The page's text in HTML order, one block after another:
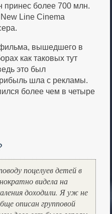
принес более 700 млн.
Line Cinema
фильма, вышедшего в
как таковых тут
это был
шла с рекламы.
более чем в четыре
поцелуев детей в
видела на
доходили. Я уж не
описан групповой